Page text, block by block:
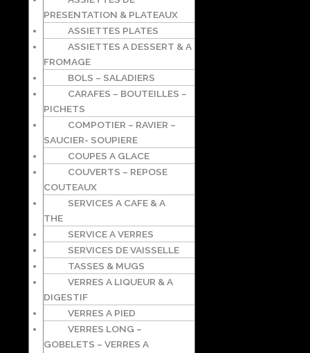
PRESENTATION & PLATEAUX
ASSIETTES PLATES
ASSIETTES A DESSERT & A
FROMAGE
BOLS – SALADIERS
CARAFES – BOUTEILLES –
PICHETS
COMPOTIER – RAVIER –
SAUCIER- SOUPIERE
COUPES A GLACE
COUVERTS – REPOSE
COUTEAUX
SERVICES A CAFE & A
THE
SERVICE A VERRES
SERVICES DE VAISSELLE
TASSES & MUGS
VERRES A LIQUEUR & A
DIGESTIF
VERRES A PIED
VERRES LONG –
GOBELETS – VERRES A